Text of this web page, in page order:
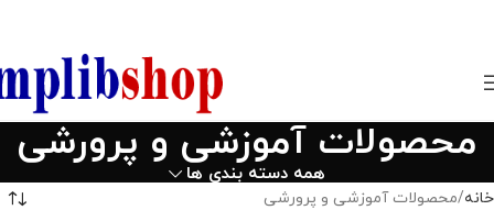
محصولات آموزشی و پرورشی
همه دسته بندی ها
خانه محصولات آموزشی و پرورشی